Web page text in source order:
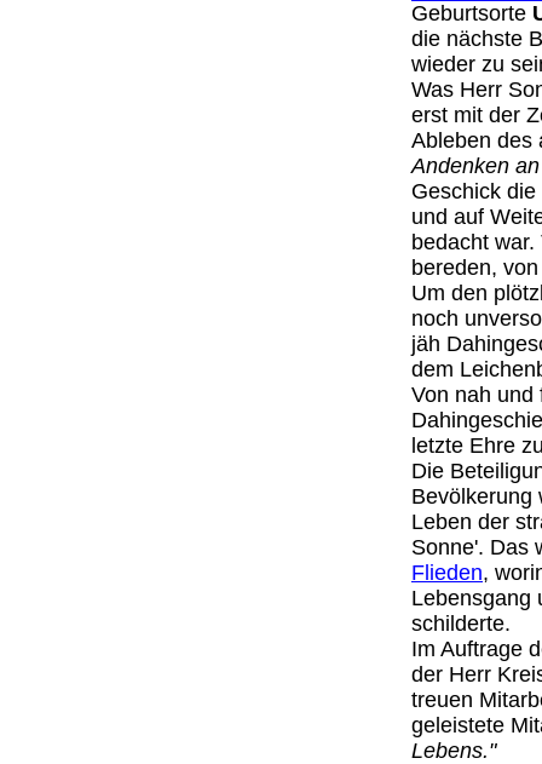
Geburtsorte
die nächste
wieder zu
Was Herr
erst mit der
Ableben des
Andenken
Geschick
und auf
bedacht
bereden,
Um den
noch
jäh
dem
Von nah und
letzte Ehre
Die
Bevölkerung
Leben der
Sonne'. Das
Flieden,
Lebensgang
schilderte.
Im Auftrage
der Herr
treuen
geleistete
Lebens."